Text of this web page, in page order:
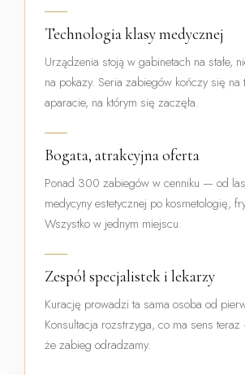
Technologia klasy medycznej
Urządzenia stoją w gabinetach na stałe,
na pokazy. Seria zabiegów kończy się na
aparacie, na którym się zaczęła.
Bogata, atrakcyjna oferta
Ponad 300 zabiegów w cenniku — od
medycyny estetycznej po kosmetologię,
Wszystko w jednym miejscu.
Zespół specjalistek i lekarzy
Kurację prowadzi ta sama osoba od
Konsultacja rozstrzyga, co ma sens
że zabieg odradzamy.